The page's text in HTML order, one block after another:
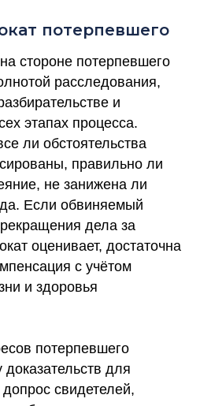
потерпевшего
стороне потерпевшего
расследования,
и
этапах процесса.
ли обстоятельства
правильно ли
не занижена ли
Если обвиняемый
дела за
оценивает, достаточна
с учётом
и здоровья
потерпевшего
доказательств для
свидетелей,